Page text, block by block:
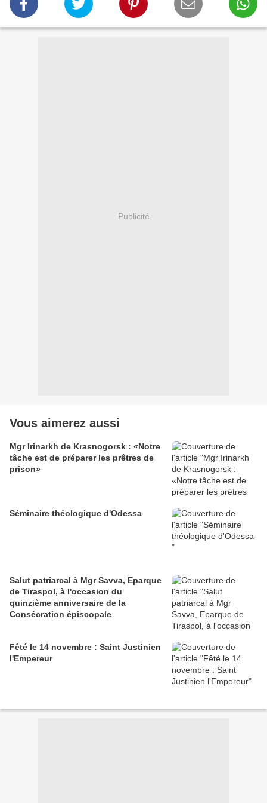
Publicité
Vous aimerez aussi
Mgr Irinarkh de Krasnogorsk : «Notre
tâche est de préparer les prêtres de
prison»
Séminaire théologique d'Odessa
Salut patriarcal à Mgr Savva, Eparque
de Tiraspol, à l'occasion du
quinzième anniversaire de la
Consécration épiscopale
Fêté le 14 novembre : Saint Justinien
l'Empereur